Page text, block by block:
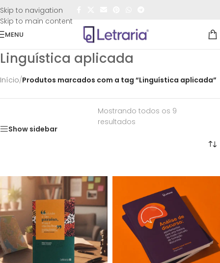
Skip to navigation
Skip to main content
FRETE GRÁTIS
MENU
Linguística aplicada
Início/Produtos marcados com a tag “Linguística aplicada”
Show sidebar
Mostrando todos os 9
resultados